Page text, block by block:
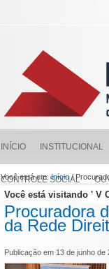
INÍCIO INSTITUCIONAL
CONTROLE SOCIAL
Você está em:Início/
Você está visitando ' V
Procuradora
da Rede
Publicação em 13 de junho de